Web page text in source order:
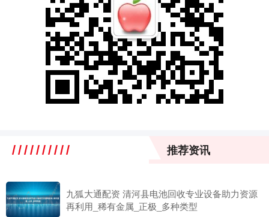
推荐资讯
九狐大通配资 清河县电池回收专业设备助力资源
再利用_稀有金属_正极_多种类型